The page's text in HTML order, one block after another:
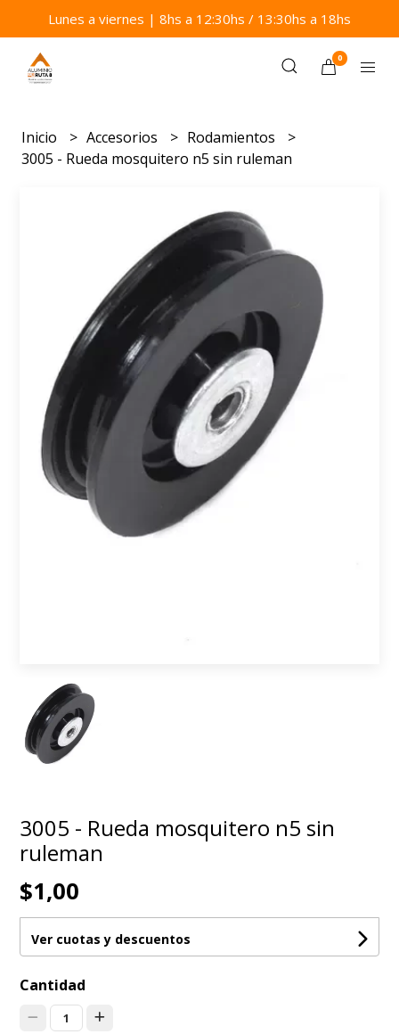
Lunes a viernes | 8hs a 12:30hs / 13:30hs a 18hs
0
Inicio Accesorios
Rodamientos
3005 - Rueda mosquitero n5 sin ruleman
3005 - Rueda mosquitero n5 sin
ruleman
$1,00
Ver cuotas y descuentos
Cantidad
1